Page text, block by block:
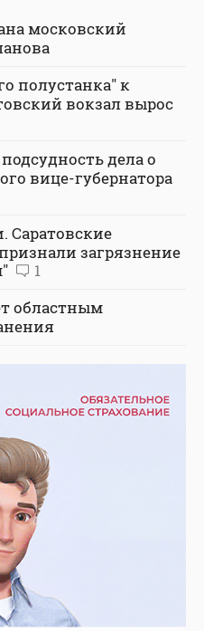
московский
полустанка" к
вокзал вырос
дела о
вице-губернатора
Саратовские
загрязнение
1
областным